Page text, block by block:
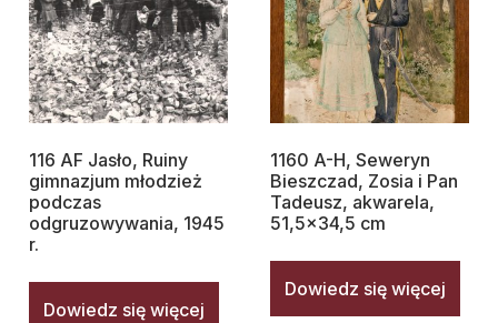
116 AF Jasło, Ruiny
gimnazjum młodzież
podczas
odgruzowywania, 1945
r.
Dowiedz się więcej
1160 A-H, Seweryn
Bieszczad, Zosia i Pan
Tadeusz, akwarela,
51,5×34,5 cm
Dowiedz się więcej